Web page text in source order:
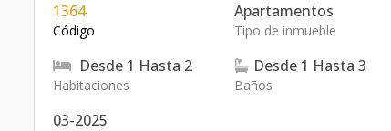
1364
Código
Apartamentos
Tipo de inmueble
Desde 1 Hasta 2
Habitaciones
Desde 1 Hasta 3
Baños
03-2025